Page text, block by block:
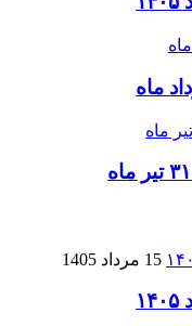
15 مرداد 1405